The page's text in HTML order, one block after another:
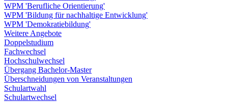
WPM 'Berufliche Orientierung'
WPM 'Bildung für nachhaltige Entwicklung'
WPM 'Demokratiebildung'
Weitere Angebote
Doppelstudium
Fachwechsel
Hochschulwechsel
Übergang Bachelor-Master
Überschneidungen von Veranstaltungen
Schulartwahl
Schulartwechsel